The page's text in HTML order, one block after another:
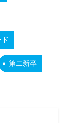
第二新卒